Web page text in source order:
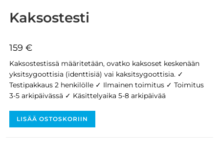
Kaksostesti
159 €
Kaksostestissä määritetään, ovatko kaksoset keskenään
yksitsygoottisia (identtisiä) vai kaksitsygoottisia. ✓
Testipakkaus 2 henkilölle ✓ Ilmainen toimitus ✓ Toimitus
3-5 arkipäivässä ✓ Käsittelyaika 5-8 arkipäivää
LISÄÄ OSTOSKORIIN